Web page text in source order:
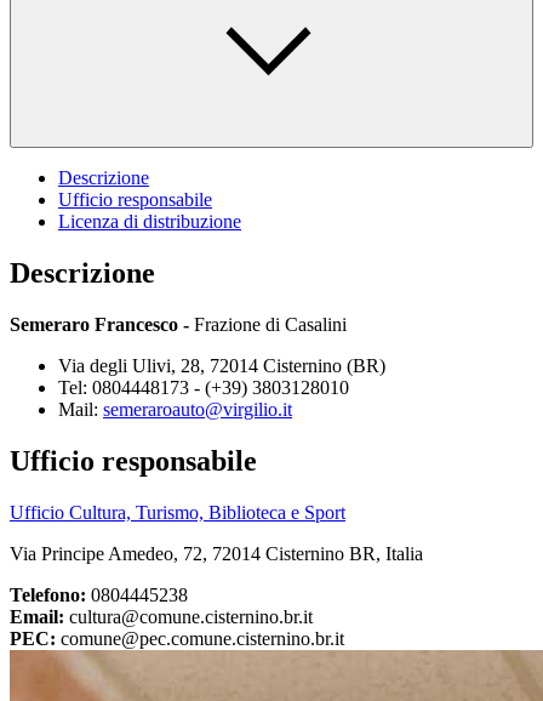
Descrizione
Ufficio responsabile
Licenza di distribuzione
Descrizione
Semeraro Francesco - Frazione di Casalini
Via degli Ulivi, 28, 72014 Cisternino (BR)
Tel: 0804448173 - (+39) 3803128010
Mail: semeraroauto@virgilio.it
Ufficio responsabile
Ufficio Cultura, Turismo, Biblioteca e Sport
Via Principe Amedeo, 72, 72014 Cisternino BR, Italia
Telefono: 0804445238
Email: cultura@comune.cisternino.br.it
PEC: comune@pec.comune.cisternino.br.it